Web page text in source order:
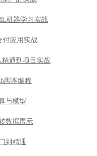
机器学习实战
付应用实战
精通到项目实战
脚本编程
与模型
数据展示
到精通